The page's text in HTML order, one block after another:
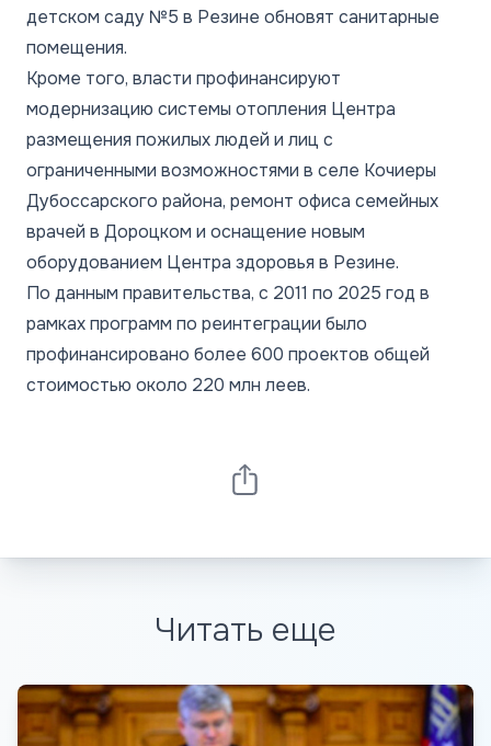
детском саду №5 в Резине обновят санитарные
помещения.
Кроме того, власти профинансируют
модернизацию системы отопления Центра
размещения пожилых людей и лиц с
ограниченными возможностями в селе Кочиеры
Дубоссарского района, ремонт офиса семейных
врачей в Дороцком и оснащение новым
оборудованием Центра здоровья в Резине.
По данным правительства, с 2011 по 2025 год в
рамках программ по реинтеграции было
профинансировано более 600 проектов общей
стоимостью около 220 млн леев.
Читать еще